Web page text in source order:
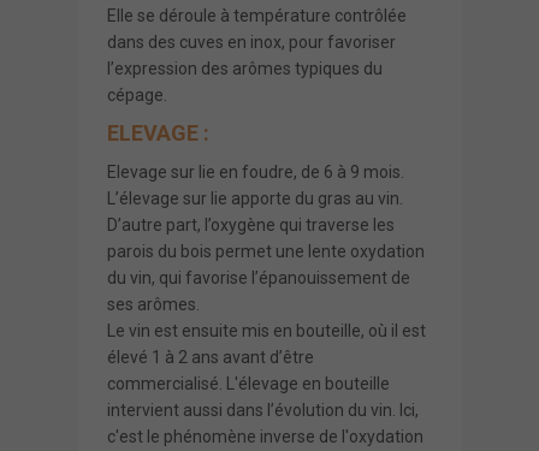
Elle se déroule à température contrôlée
dans des cuves en inox, pour favoriser
l’expression des arômes typiques du
cépage.
ELEVAGE :
Elevage sur lie en foudre, de 6 à 9 mois.
L’élevage sur lie apporte du gras au vin.
D’autre part, l’oxygène qui traverse les
parois du bois permet une lente oxydation
du vin, qui favorise l’épanouissement de
ses arômes.
Le vin est ensuite mis en bouteille, où il est
élevé 1 à 2 ans avant d’être
commercialisé. L'élevage en bouteille
intervient aussi dans l’évolution du vin. Ici,
c'est le phénomène inverse de l'oxydation